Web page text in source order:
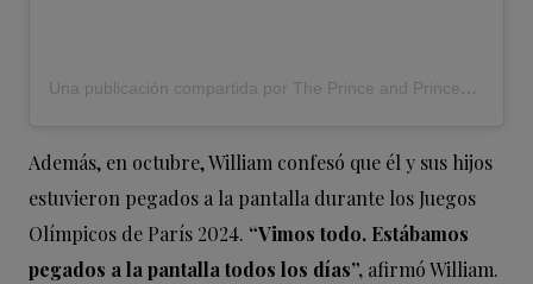
Una publicación compartida por The Prince and Princess of Wales (@princeandprincessofwales)
Además, en octubre, William confesó que él y sus hijos
estuvieron pegados a la pantalla durante los Juegos
Olímpicos de París 2024. “Vimos todo. Estábamos
pegados a la pantalla todos los días”, afirmó William.